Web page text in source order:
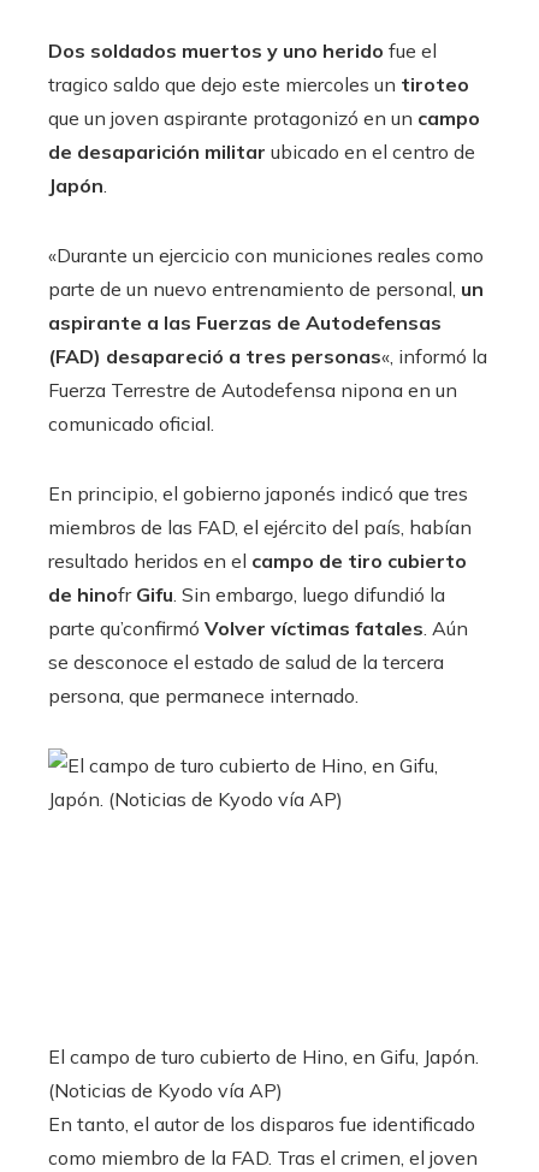
Dos soldados muertos y uno herido fue el
tragico saldo que dejo este miercoles un tiroteo
que un joven aspirante protagonizó en un campo
de desaparición militar ubicado en el centro de
Japón
«Durante un ejercicio con municiones reales como
parte de un nuevo entrenamiento de personal, un
aspirante a las Fuerzas de Autodefensas
(FAD) desapareció a tres personas«, informó la
Fuerza Terrestre de Autodefensa nipona en un
comunicado oficial.
En principio, el gobierno japonés indicó que tres
miembros de las FAD, el ejército del país, habían
resultado heridos en el campo de tiro cubierto
de hinofr Gifu . Sin embargo, luego difundió la
parte qu’confirmó Volver víctimas fatales . Aún
se desconoce el estado de salud de la tercera
persona, que permanece internado.
El campo de turo cubierto de Hino, en Gifu, Japón.
(Noticias de Kyodo vía AP)
En tanto, el autor de los disparos fue identificado
como miembro de la FAD. Tras el crimen, el joven